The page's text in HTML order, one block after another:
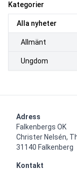
Kategorier
Alla nyheter
Allmänt
Ungdom
Adress
Falkenbergs OK
Christer Nelsén,
31140 Falkenberg
Kontakt